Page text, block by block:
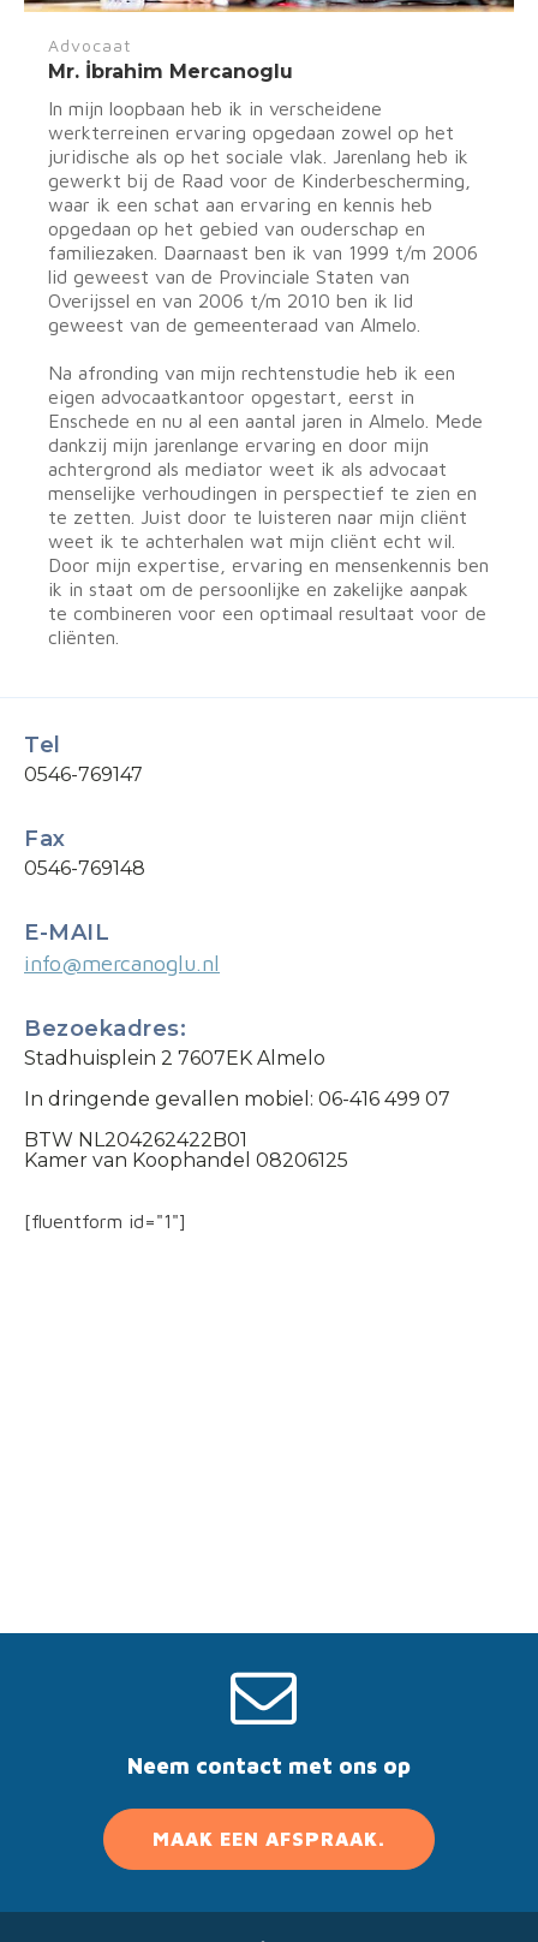
Advocaat
Mr. İbrahim Mercanoglu
In mijn loopbaan heb ik in verscheidene
werkterreinen ervaring opgedaan zowel op het
juridische als op het sociale vlak. Jarenlang heb ik
gewerkt bij de Raad voor de Kinderbescherming,
waar ik een schat aan ervaring en kennis heb
opgedaan op het gebied van ouderschap en
familiezaken. Daarnaast ben ik van 1999 t/m 2006
lid geweest van de Provinciale Staten van
Overijssel en van 2006 t/m 2010 ben ik lid
geweest van de gemeenteraad van Almelo.
Na afronding van mijn rechtenstudie heb ik een
eigen advocaatkantoor opgestart, eerst in
Enschede en nu al een aantal jaren in Almelo. Mede
dankzij mijn jarenlange ervaring en door mijn
achtergrond als mediator weet ik als advocaat
menselijke verhoudingen in perspectief te zien en
te zetten. Juist door te luisteren naar mijn cliënt
weet ik te achterhalen wat mijn cliënt echt wil.
Door mijn expertise, ervaring en mensenkennis ben
ik in staat om de persoonlijke en zakelijke aanpak
te combineren voor een optimaal resultaat voor de
cliënten.
Tel
0546-769147
Fax
0546-769148
E-MAIL
info@mercanoglu.nl
Bezoekadres:
Stadhuisplein 2 7607EK Almelo
In dringende gevallen mobiel: 06-416 499 07
BTW NL204262422B01
Kamer van Koophandel 08206125
[fluentform id="1"]
Neem contact met ons op
MAAK EEN AFSPRAAK.